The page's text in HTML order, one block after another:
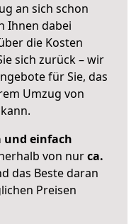
an sich schon
Ihnen dabei
die Kosten
sich zurück – wir
für Sie, das
Umzug von
und einfach
von nurca.
das Beste daran
Preisen